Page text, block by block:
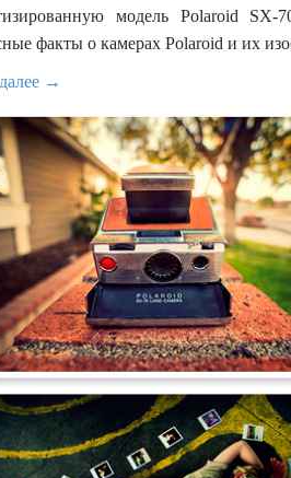
модель Polaroid
факты о камерах Polaroid и их
→